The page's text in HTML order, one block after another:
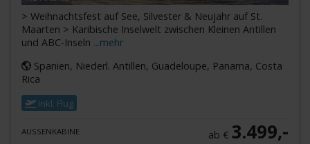
> Weihnachtsfest auf See, Silvester & Neujahr auf St.
Maarten > Karibische Inselwelt zwischen Kleinen Antillen
und ABC-Inseln ...mehr
Spanien, Niederl. Antillen, Guadeloupe, Panama, Costa
Rica
Inkl. Flug
AUSSENKABINE ab €3.499,-